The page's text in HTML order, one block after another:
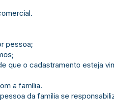
pessoa;
que o cadastramento esteja
a família.
da família se